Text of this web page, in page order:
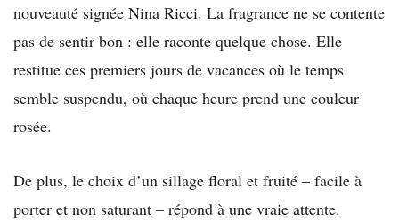
nouveauté signée Nina Ricci. La fragrance ne se contente
pas de sentir bon : elle raconte quelque chose. Elle
restitue ces premiers jours de vacances où le temps
semble suspendu, où chaque heure prend une couleur
rosée.
De plus, le choix d’un sillage floral et fruité – facile à
porter et non saturant – répond à une vraie attente.